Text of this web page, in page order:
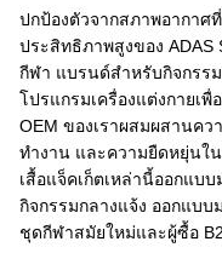
ปกป้องตัวจากสภาพอากาศ
ประสิทธิภาพสูงของ ADAS
กีฬา แบรนด์สำหรับกิจกรร
โปรแกรมเครื่องแต่งกายเพื่
OEM ของเราผสมผสานค
ทำงาน และความยืดหยุ่นใ
เสื้อแจ็คเก็ตเหล่านี้ออกแบ
กิจกรรมกลางแจ้ง ออกแบ
ชุดกีฬาสมัยใหม่และผู้ซื้อ